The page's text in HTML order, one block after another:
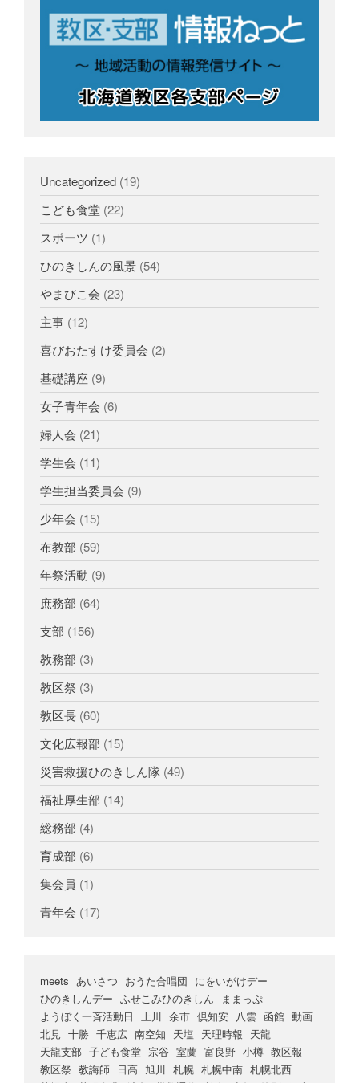
Uncategorized (19)
こども食堂 (22)
スポーツ (1)
ひのきしんの風景 (54)
やまびこ会 (23)
主事 (12)
喜びおたすけ委員会 (2)
基礎講座 (9)
女子青年会 (6)
婦人会 (21)
学生会 (11)
学生担当委員会 (9)
少年会 (15)
布教部 (59)
年祭活動 (9)
庶務部 (64)
支部 (156)
教務部 (3)
教区祭 (3)
教区長 (60)
文化広報部 (15)
災害救援ひのきしん隊 (49)
福祉厚生部 (14)
総務部 (4)
育成部 (6)
集会員 (1)
青年会 (17)
meets あいさつ おうた合唱団 にをいがけデー
ひのきしんデー ふせこみひのきしん
ままっぷ
ようぼく一斉活動日 上川 余市 倶知安 八雲 函館 動画
北見 十勝 千恵広 南空知 天塩 天理時報 天龍
天龍支部 子ども食堂 宗谷 室蘭 富良野 小樽 教区報
教区祭 教誨師 日高 旭川 札幌 札幌中南 札幌北西